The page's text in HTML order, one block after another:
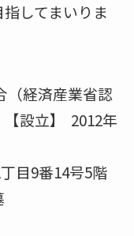
してまいりま
経済産業省認
設立】 2012年
目9番14号5階